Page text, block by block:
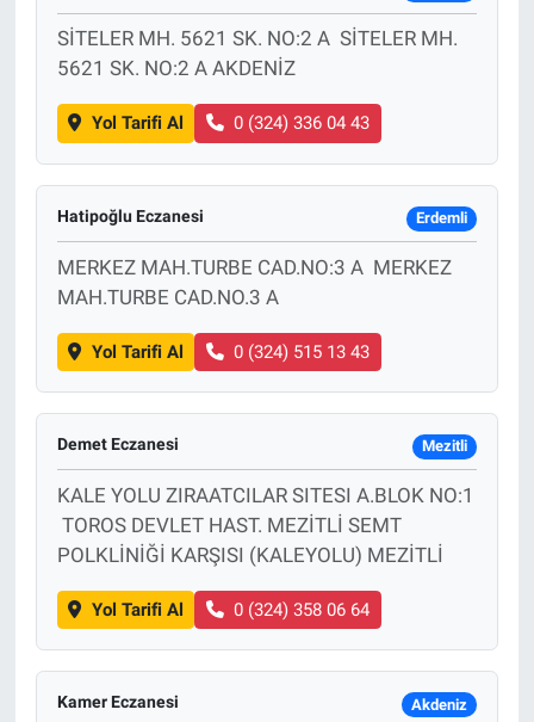
SİTELER MH. 5621 SK. NO:2 A SİTELER MH.
5621 SK. NO:2 A AKDENİZ
Yol Tarifi Al 0 (324) 336 04 43
Hatipoğlu Eczanesi Erdemli
MERKEZ MAH.TURBE CAD.NO:3 A MERKEZ
MAH.TURBE CAD.NO.3 A
Yol Tarifi Al 0 (324) 515 13 43
Demet Eczanesi Mezitli
KALE YOLU ZIRAATCILAR SITESI A.BLOK NO:1
TOROS DEVLET HAST. MEZİTLİ SEMT
POLKLİNİĞİ KARŞISI (KALEYOLU) MEZİTLİ
Yol Tarifi Al 0 (324) 358 06 64
Kamer Eczanesi Akdeniz